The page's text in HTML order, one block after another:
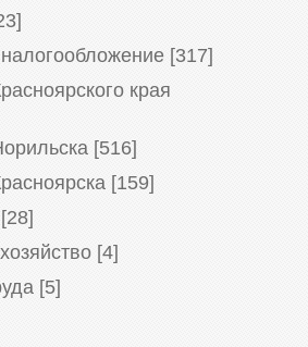
[317]
края
[516]
[159]
[28]
[4]
[5]